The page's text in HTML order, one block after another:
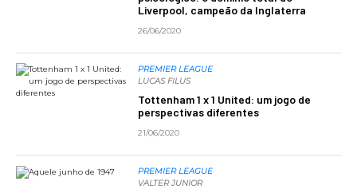
Liverpool, campeão da Inglaterra
26/06/2020
PREMIER LEAGUE
LUCAS FILUS
Tottenham 1 x 1 United: um jogo de
perspectivas diferentes
21/06/2020
PREMIER LEAGUE
VALTER JUNIOR